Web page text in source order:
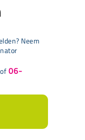
Neem
of06-